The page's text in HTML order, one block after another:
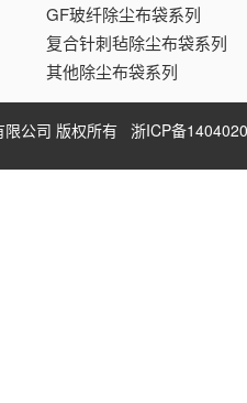
GF玻纤除尘布袋系列
复合针刺毡除尘布袋系列
其他除尘布袋系列
公司 版权所有 浙ICP备